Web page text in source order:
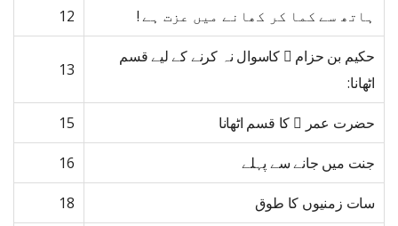
ہاتھ سے کما کر کھانے میں عزت ہے ! 12
حکیم بن حزام ﷜ کاسوال نہ کرنے کے لیے قسم
اٹھانا:
13
حضرت عمر ﷜ کا قسم اٹھانا 15
جنت میں جانے سے پہلے 16
سات زمنیوں کا طوق 18